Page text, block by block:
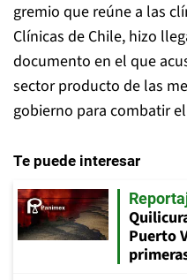
gremio que reúne a las
Clínicas de Chile, hizo
documento en el que
sector producto de las
gobierno para combatir el
Te puede interesar
Puerto